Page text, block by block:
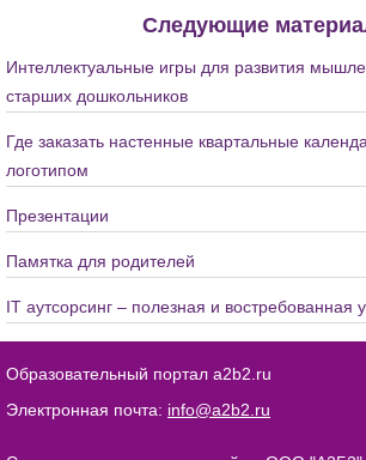
Следующие
Интеллектуальные игры для развития
старших дошкольников
Где заказать настенные квартальные
логотипом
Презентации
Памятка для родителей
IT аутсорсинг – полезная и востребованная
Образовательный портал a2b2.ru
Электронная почта: info@a2b2.ru